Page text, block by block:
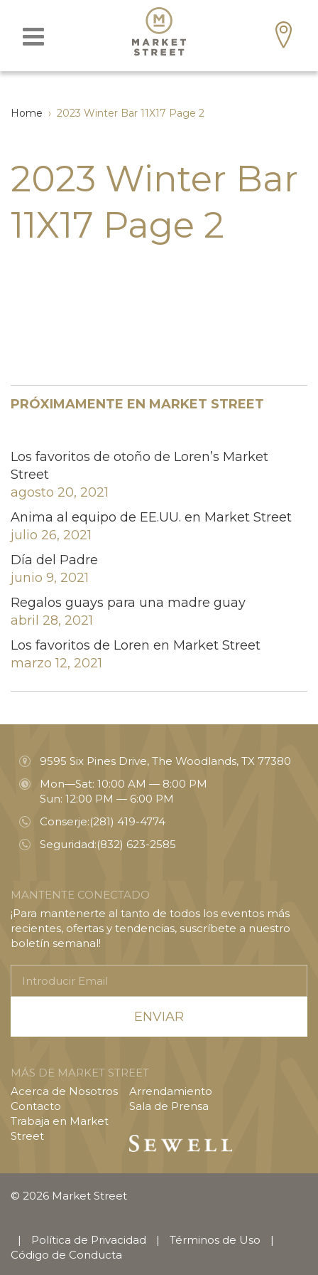
Home › 2023 Winter Bar 11X17 Page 2
2023 Winter Bar
11X17 Page 2
PRÓXIMAMENTE EN MARKET STREET
Los favoritos de otoño de Loren’s Market
Street
agosto 20, 2021
Anima al equipo de EE.UU. en Market Street
julio 26, 2021
Día del Padre
junio 9, 2021
Regalos guays para una madre guay
abril 28, 2021
Los favoritos de Loren en Market Street
marzo 12, 2021
9595 Six Pines Drive, The Woodlands, TX 77380
Mon—Sat: 10:00 AM — 8:00 PM
Sun: 12:00 PM — 6:00 PM
Conserje:(281) 419-4774
Seguridad:(832) 623-2585
MANTENTE CONECTADO
¡Para mantenerte al tanto de todos los eventos más
recientes, ofertas y tendencias, suscríbete a nuestro
boletín semanal!
Email
MÁS DE MARKET STREET
Acerca de Nosotros
Contacto
Trabaja en Market
Street
Arrendamiento
Sala de Prensa
© 2026 Market Street
| Política de Privacidad | Términos de Uso
|
Código de Conducta